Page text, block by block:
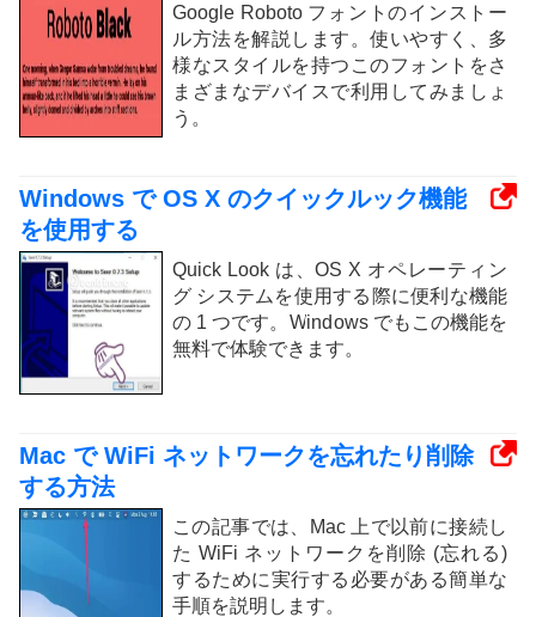
Google Roboto フォントのインストー
ル方法を解説します。使いやすく、多
様なスタイルを持つこのフォントをさ
まざまなデバイスで利用してみましょ
う。
Windows で OS X のクイックルック機能
を使用する
Quick Look は、OS X オペレーティン
グ システムを使用する際に便利な機能
の 1 つです。Windows でもこの機能を
無料で体験できます。
Mac で WiFi ネットワークを忘れたり削除
する方法
この記事では、Mac 上で以前に接続し
た WiFi ネットワークを削除 (忘れる)
するために実行する必要がある簡単な
手順を説明します。